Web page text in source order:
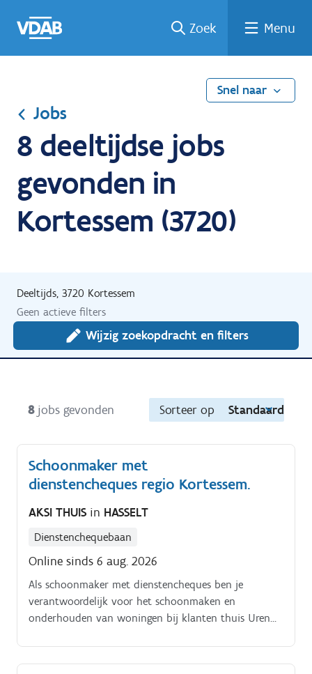
naar
een
een
job
naar
Zoek Menu
Snel naar
Jobs
8 deeltijdse jobs
gevonden in
Kortessem (3720)
Deeltijds, 3720 Kortessem
Geen actieve filters
Wijzig zoekopdracht en filters
8 jobs gevonden Sorteer op Standaard
Schoonmaker met
dienstencheques regio Kortessem.
AKSI THUIS in HASSELT
Dienstenchequebaan
Online sinds 6 aug. 2026
Als schoonmaker met dienstencheques ben je
verantwoordelijk voor het schoonmaken en
onderhouden van woningen bij klanten thuis Uren